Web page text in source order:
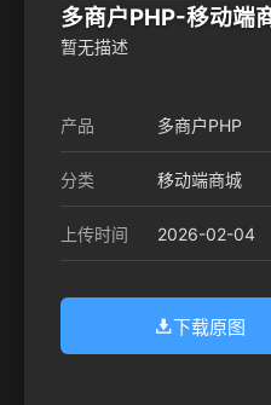
多商户PHP-移动端
暂无描述
产品 多商户PHP
分类 移动端商城
上传时间 2026-02-04
下载原图